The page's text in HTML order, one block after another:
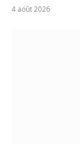
4 août 2026